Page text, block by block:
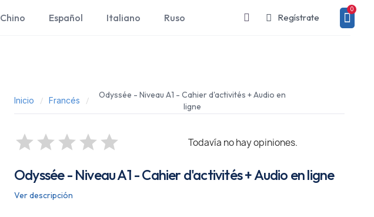
Chino Español Italiano Ruso Regístrate
Inicio Francés
Odyssée - Niveau A1 - Cahier d'activités + Audio en
ligne
Todavía no hay opiniones.
Odyssée - Niveau A1 - Cahier d'activités + Audio en ligne
Ver descripción